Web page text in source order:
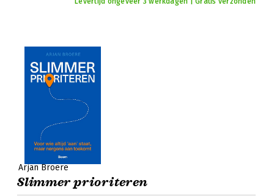
Arjan Broere
Slimmer prioriteren